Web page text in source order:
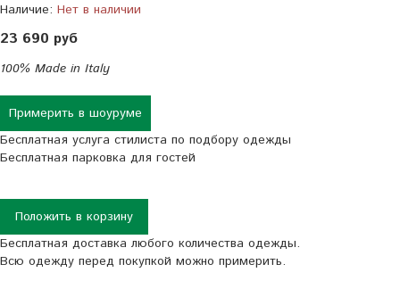
Наличие: Нет в наличии
23 690 руб
100% Made in Italy
Примерить в шоуруме
Бесплатная услуга стилиста по подбору одежды
Бесплатная парковка для гостей
Положить в корзину
Бесплатная доставка любого количества одежды.
Всю одежду перед покупкой можно примерить.